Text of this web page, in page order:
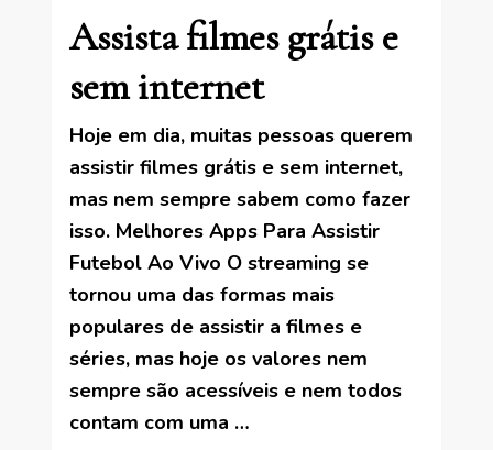
Assista filmes grátis e
sem internet
Hoje em dia, muitas pessoas querem
assistir filmes grátis e sem internet,
mas nem sempre sabem como fazer
isso. Melhores Apps Para Assistir
Futebol Ao Vivo O streaming se
tornou uma das formas mais
populares de assistir a filmes e
séries, mas hoje os valores nem
sempre são acessíveis e nem todos
contam com uma …